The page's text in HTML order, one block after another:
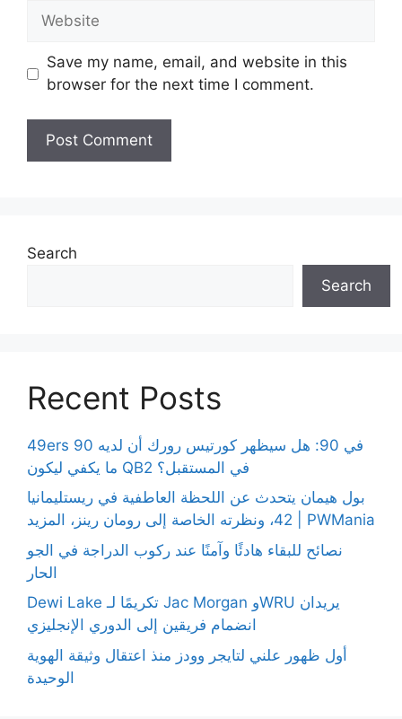
Website
Save my name, email, and website in this
browser for the next time I comment.
Search
Search
Recent Posts
49ers 90 في 90: هل سيظهر كورتيس رورك أن لديه
ما يكفي ليكون QB2 في المستقبل؟
بول هيمان يتحدث عن اللحظة العاطفية في ريستليمانيا
42، ونظرته الخاصة إلى رومان رينز، المزيد | PWMania
نصائح للبقاء هادئًا وآمنًا عند ركوب الدراجة في الجو
الحار
Dewi Lake تكريمًا لـ Jac Morgan وWRU يريدان
انضمام فريقين إلى الدوري الإنجليزي
أول ظهور علني لتايجر وودز منذ اعتقال وثيقة الهوية
الوحيدة